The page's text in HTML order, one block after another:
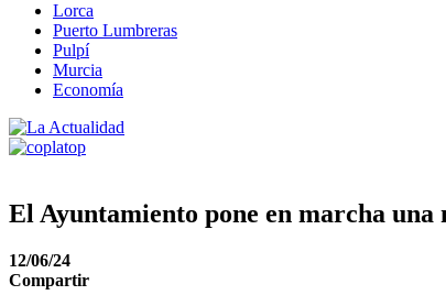
Lorca
Puerto Lumbreras
Pulpí
Murcia
Economía
El Ayuntamiento pone en marcha una
12/06/24
Compartir